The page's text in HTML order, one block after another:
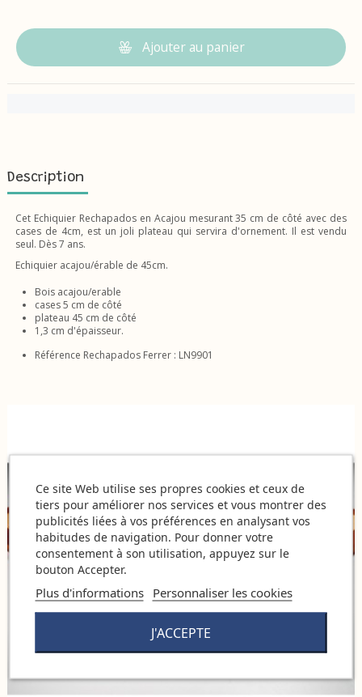
Ajouter au panier
Description
Cet Echiquier Rechapados en Acajou mesurant 35 cm de côté avec des
cases de 4cm, est un joli plateau qui servira d'ornement. Il est vendu
seul. Dès 7 ans.
Echiquier acajou/érable de 45cm.
Bois acajou/erable
cases 5 cm de côté
plateau 45 cm de côté
1,3 cm d'épaisseur.
Référence Rechapados Ferrer : LN9901
Ce site Web utilise ses propres cookies et ceux de
tiers pour améliorer nos services et vous montrer des
publicités liées à vos préférences en analysant vos
habitudes de navigation. Pour donner votre
consentement à son utilisation, appuyez sur le
bouton Accepter.
Plus d'informations Personnaliser les cookies
J'ACCEPTE